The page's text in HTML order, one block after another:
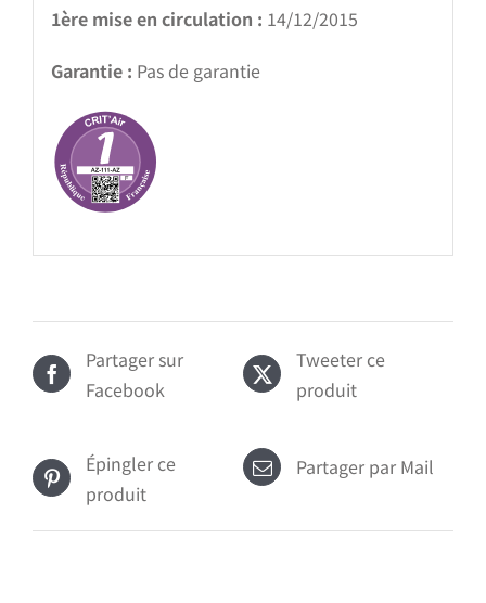
1ère mise en circulation : 14/12/2015
Garantie : Pas de garantie
Partager sur
Facebook
Tweeter ce
produit
Épingler ce
produit
Partager par Mail